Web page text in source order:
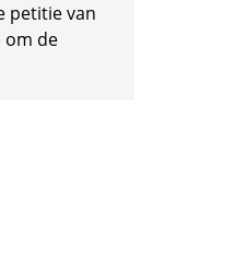
petitie van
om de